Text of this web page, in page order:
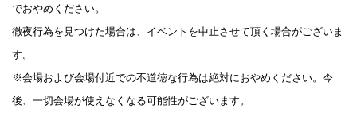
でおやめください。
徹夜行為を見つけた場合は、イベントを中止させて頂く場合がございま
す。
※会場および会場付近での不道徳な行為は絶対におやめください。今
後、一切会場が使えなくなる可能性がございます。